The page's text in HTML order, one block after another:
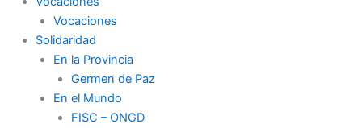
Vocaciones
Solidaridad
En la Provincia
Germen de Paz
En el Mundo
FISC – ONGD